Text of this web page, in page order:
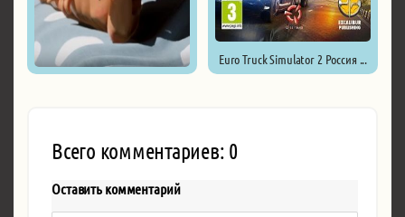
Euro Truck Simulator 2 Россия ...
Всего комментариев: 0
Оставить комментарий